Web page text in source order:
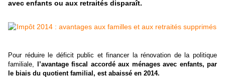
avec enfants ou aux retraités disparaît.
Pour réduire le déficit public et financer la rénovation de la politique
familiale,
l’avantage fiscal accordé aux ménages avec enfants, par
le biais du quotient familial, est abaissé en 2014.